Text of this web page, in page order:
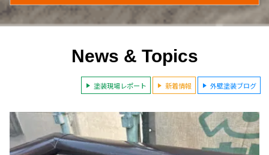
News & Topics
塗装現場レポート 新着情報 外壁塗装ブログ